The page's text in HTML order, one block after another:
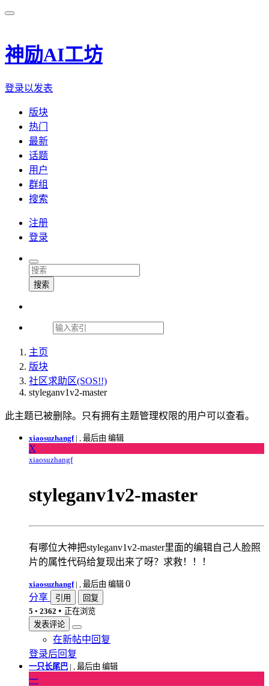
神励AI工坊
登录以发表
版块
热门
最新
话题
用户
群组
搜索
注册
登录
搜索
主页
版块
社区求助区(SOS!!)
styleganv1v2-master
此主题已被删除。只有拥有主题管理权限的用户可以查看。
xiaosuzhangf| , 最后由 编辑
X
xiaosuzhangf
styleganv1v2-master
有哪位大神把styleganv1v2-master里面的编辑自己人脸照
片的属性代码给复现出来了呀？求救！！！
xiaosuzhangf| , 最后由 编辑 0
分享
引用
回复
5 • 2362 • 正在浏览
发表评论
在新帖中回复
登录后回复
一只长尾巴| , 最后由 编辑
一